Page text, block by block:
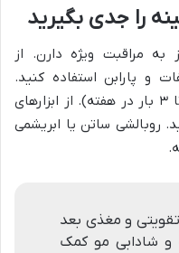
به مراقبت ویژه دارن. از
و پارابن استفاده کنید.
موهاتون رو کمتر بشویید (حداکثر ۲ تا ۳ بار در هفته). از ابزارهای
روبالشی ساتن یا ابریشمی
و مغذی بعد
و شادابی مو کمک